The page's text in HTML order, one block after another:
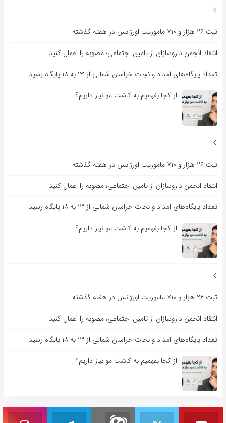
ثبت ۲۶ هزار و ۷۱۰ ماموریت اورژانس در هفته گذشته
انتقاد انجمن داروسازان از تامین اجتماعی؛ مصوبه را اعمال کنید
تعداد پایگاه‌های امداد و نجات خراسان شمالی از ۱۳ به ۱۸ پایگاه رسید
از کجا بفهمیم به کاشت مو نیاز داریم؟
ثبت ۲۶ هزار و ۷۱۰ ماموریت اورژانس در هفته گذشته
انتقاد انجمن داروسازان از تامین اجتماعی؛ مصوبه را اعمال کنید
تعداد پایگاه‌های امداد و نجات خراسان شمالی از ۱۳ به ۱۸ پایگاه رسید
از کجا بفهمیم به کاشت مو نیاز داریم؟
ثبت ۲۶ هزار و ۷۱۰ ماموریت اورژانس در هفته گذشته
انتقاد انجمن داروسازان از تامین اجتماعی؛ مصوبه را اعمال کنید
تعداد پایگاه‌های امداد و نجات خراسان شمالی از ۱۳ به ۱۸ پایگاه رسید
از کجا بفهمیم به کاشت مو نیاز داریم؟